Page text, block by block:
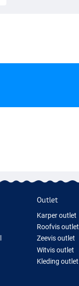
Outlet
Karper outlet
Roofvis outlet
Zeevis outlet
Witvis outlet
Kleding outlet